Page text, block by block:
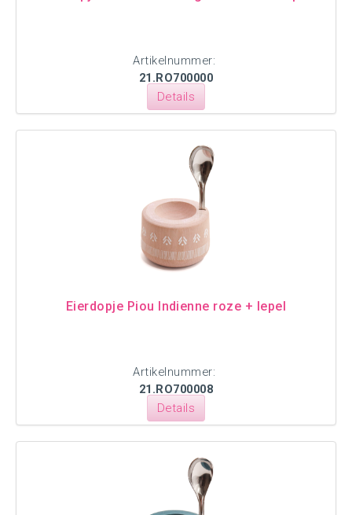
Artikelnummer:
21.RO700000
Details
Eierdopje Piou Indienne roze + lepel
Artikelnummer:
21.RO700008
Details